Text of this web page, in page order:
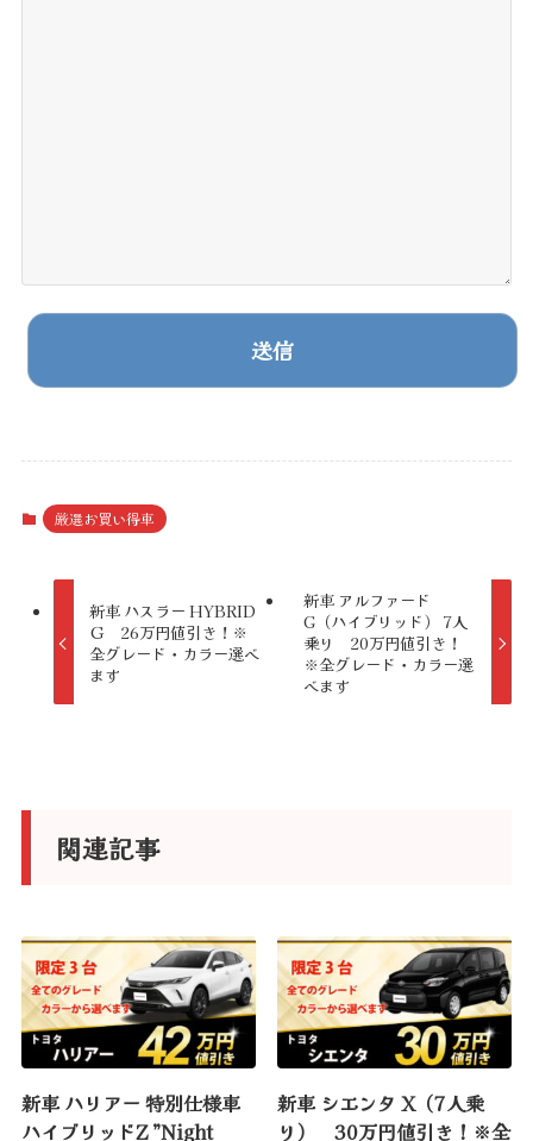
t
e
厳選お買い得車
新車 ハスラー HYBRID
Ｇ 26万円値引き！※
全グレード・カラー選べ
ます
新車 アルファード
G（ハイブリッド） 7人
乗り 20万円値引き！
※全グレード・カラー選
べます
関連記事
新車 ハリアー 特別仕様車
ハイブリッドZ ”Night
新車 シエンタ X（7人乗
り） 30万円値引き！※全